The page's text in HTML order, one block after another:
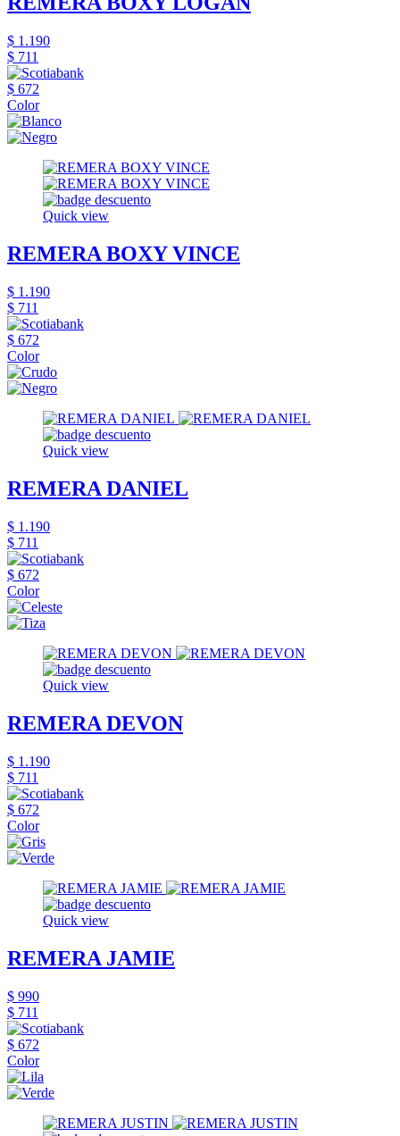
$ 1.190
$ 711
$ 672
Color
Quick view
REMERA BOXY VINCE
$ 1.190
$ 711
$ 672
Color
Quick view
REMERA DANIEL
$ 1.190
$ 711
$ 672
Color
Quick view
REMERA DEVON
$ 1.190
$ 711
$ 672
Color
Quick view
REMERA JAMIE
$ 990
$ 711
$ 672
Color